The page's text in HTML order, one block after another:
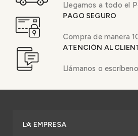
Llegamos a todo el
PAGO SEGURO
Compra de manera
ATENCIÓN AL
Llámanos o
LA EMPRESA